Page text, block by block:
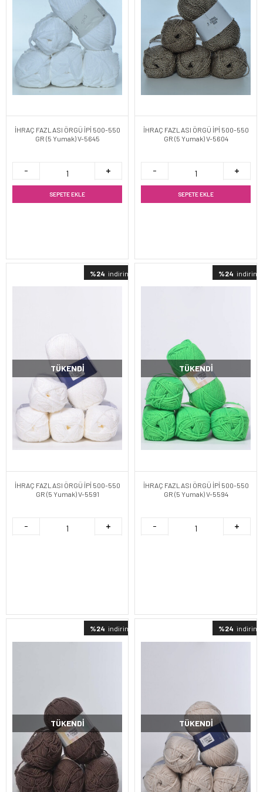
İHRAÇ FAZLASI ÖRGÜ İPİ 500-550
GR (5 Yumak) V-5645
SEPETE EKLE
İHRAÇ FAZLASI ÖRGÜ İPİ 500-550
GR (5 Yumak) V-5604
SEPETE EKLE
%24 indirimli
TÜKENDI
İHRAÇ FAZLASI ÖRGÜ İPİ 500-550
GR (5 Yumak) V-5591
%24 indirimli
TÜKENDI
İHRAÇ FAZLASI ÖRGÜ İPİ 500-550
GR (5 Yumak) V-5594
%24 indirimli
TÜKENDI
%24 indirimli
TÜKENDI